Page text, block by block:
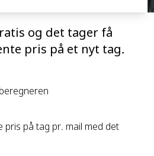
og det tager få
pris på et nyt tag.
pris på tag pr. mail med det